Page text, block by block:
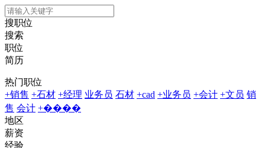
搜职位
搜索
职位
简历
热门职位
+销售 +石材 +经理 业务员 石材 +cad +业务员 +会计 +文员 销
售 会计 +����
地区
薪资
经验